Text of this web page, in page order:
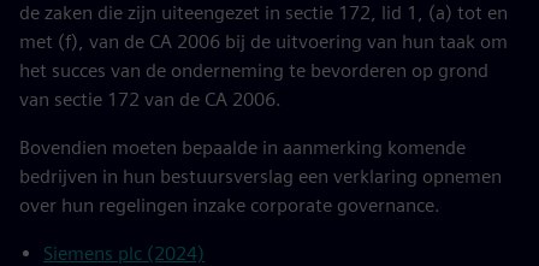
de zaken die zijn uiteengezet in sectie 172, lid 1, (a) tot en
met (f), van de CA 2006 bij de uitvoering van hun taak om
het succes van de onderneming te bevorderen op grond
van sectie 172 van de CA 2006.
Bovendien moeten bepaalde in aanmerking komende
bedrijven in hun bestuursverslag een verklaring opnemen
over hun regelingen inzake corporate governance.
Siemens plc (2024)